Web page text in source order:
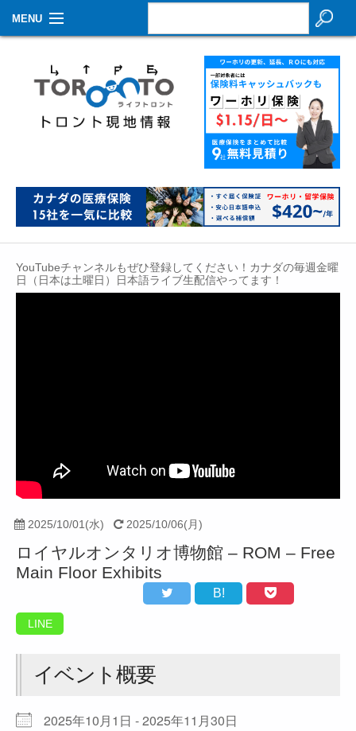
MENU
生活情報
その他
イベントカレンダー
Contact
YouTubeチャンネルもぜひ登録してください！カナダの毎週金曜
日（日本は土曜日）日本語ライブ生配信やってます！
2025/10/01(水) 2025/10/06(月)
ロイヤルオンタリオ博物館 – ROM – Free
Main Floor Exhibits
B!
LINE
イベント概要
2025年10月1日 - 2025年11月30日